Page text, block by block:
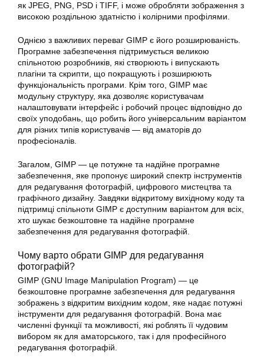
як JPEG, PNG, PSD і TIFF, і може обробляти зображення з
високою роздільною здатністю і колірними профілями.
Однією з важливих переваг GIMP є його розширюваність.
Програмне забезпечення підтримується великою
спільнотою розробників, які створюють і випускають
плагіни та скрипти, що покращують і розширюють
функціональність програми. Крім того, GIMP має
модульну структуру, яка дозволяє користувачам
налаштовувати інтерфейс і робочий процес відповідно до
своїх уподобань, що робить його універсальним варіантом
для різних типів користувачів — від аматорів до
професіоналів.
Загалом, GIMP — це потужне та надійне програмне
забезпечення, яке пропонує широкий спектр інструментів
для редагування фотографій, цифрового мистецтва та
графічного дизайну. Завдяки відкритому вихідному коду та
підтримці спільноти GIMP є доступним варіантом для всіх,
хто шукає безкоштовне та надійне програмне
забезпечення для редагування фотографій.
Чому варто обрати GIMP для редагування
фотографій?
GIMP (GNU Image Manipulation Program) — це
безкоштовне програмне забезпечення для редагування
зображень з відкритим вихідним кодом, яке надає потужні
інструменти для редагування фотографій. Вона має
численні функції та можливості, які роблять її чудовим
вибором як для аматорського, так і для професійного
редагування фотографій.